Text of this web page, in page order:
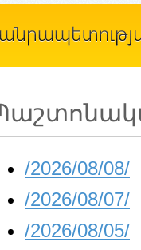
/2026/08/08/
/2026/08/07/
/2026/08/05/